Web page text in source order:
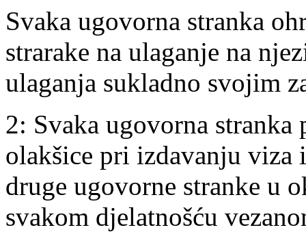
Svaka ugovorna stranka
strarake na ulaganje na
ulaganja sukladno svojim
2: Svaka ugovorna
olakšice pri izdavanju viza
druge ugovorne stranke u
svakom djelatnošću